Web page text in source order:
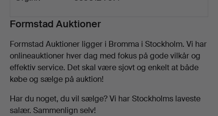
Beskrivelse
Formstad Auktioner
Formstad Auktioner ligger i Bromma i Stockholm. Vi har
onlineauktioner hver dag med fokus på gode vilkår og
effektiv service. Det skal være sjovt og enkelt at både
købe og sælge på auktion!
Har du noget, du vil sælge? Vi har Stockholms laveste
salær. Sammenlign selv!